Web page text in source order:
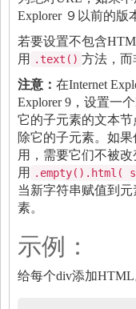
Explorer ９以前的版
若要设置不包含
用
.text() 方法，而
注意： 在Internet
Explorer 9，设置一
它的子元素的文本
除它的子元素。如
用，需要它们不被改
用
.empty().html(
当新字符串赋值到
素。
示例：
给每个div添加HTML